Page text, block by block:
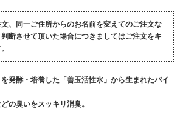
、同一ご住所からのお名前を変えてのご注文な
断させて頂いた場合につきましてはご注文をキ
発酵・培養した「善玉活性水」から生まれたバイ
の臭いをスッキリ消臭。